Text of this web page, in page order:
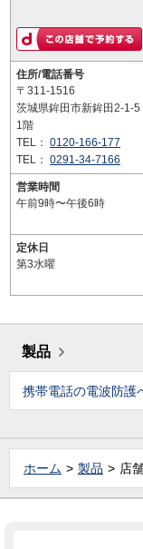
住所/電話番号
〒311-1516
茨城県鉾田市新鉾田2-1-5
1階
TEL： 0120-166-177
TEL： 0291-34-7166
営業時間
午前9時〜午後6時
定休日
第3水曜
製品
携帯電話の電波防護
ホーム 製品 店